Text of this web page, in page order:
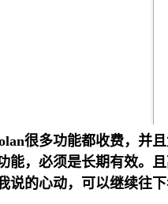
很多功能都收费，并
能，必须是长期有效。
说的心动，可以继续往下